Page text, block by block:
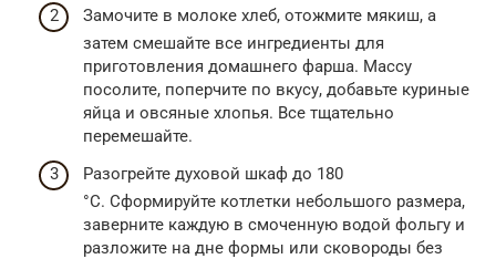
Замочите в молоке хлеб, отожмите мякиш, а
затем смешайте все ингредиенты для
приготовления домашнего фарша. Массу
посолите, поперчите по вкусу, добавьте куриные
яйца и овсяные хлопья. Все тщательно
перемешайте.
Разогрейте духовой шкаф до 180
°С. Сформируйте котлетки небольшого размера,
заверните каждую в смоченную водой фольгу и
разложите на дне формы или сковороды без